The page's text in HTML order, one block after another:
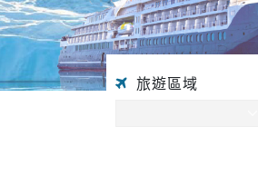
旅遊區域